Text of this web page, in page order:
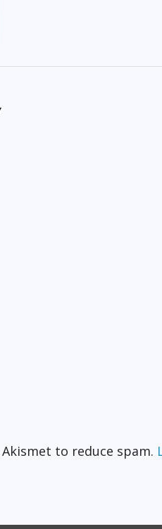
to reduce spam.